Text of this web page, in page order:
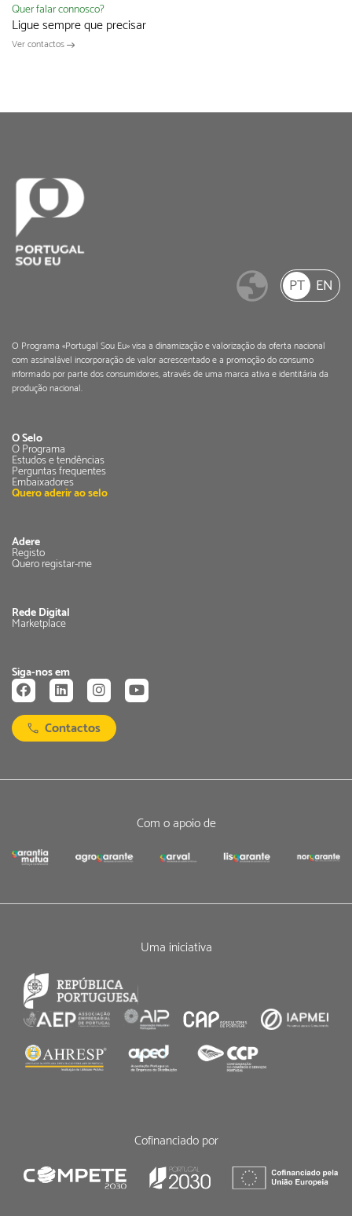
Quer falar connosco?
Ligue sempre que precisar
Ver contactos
PT EN
O Programa «Portugal Sou Eu» visa a dinamização e valorização da oferta nacional
com assinalável incorporação de valor acrescentado e a promoção do consumo
informado por parte dos consumidores, através de uma marca ativa e identitária da
produção nacional.
O Selo
O Programa
Estudos e tendências
Perguntas frequentes
Embaixadores
Quero aderir ao selo
Adere
Registo
Quero registar-me
Rede Digital
Marketplace
Siga-nos em
Contactos
Com o apoio de
Uma iniciativa
Cofinanciado por